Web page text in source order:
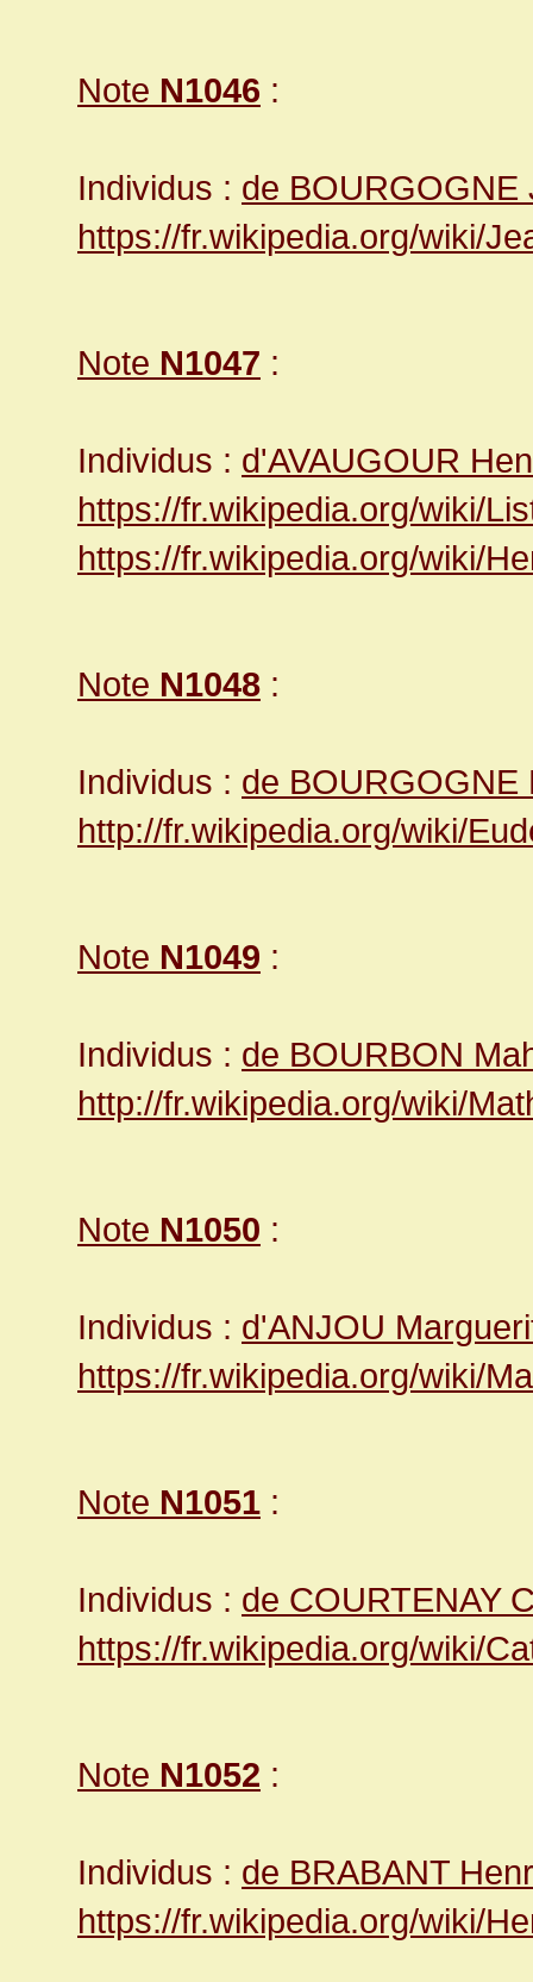
Note N1046 :
Individus : de
https://fr.wikipedia.org/wiki/
Note N1047 :
Individus : d'AVAUGOUR
https://fr.wikipedia.org/wiki/
https://fr.wikipedia.org/wiki/
Note N1048 :
Individus : de
http://fr.wikipedia.org/wiki/
Note N1049 :
Individus : de BOURBON
http://fr.wikipedia.org/wiki/
Note N1050 :
Individus : d'ANJOU
https://fr.wikipedia.org/wiki/
Note N1051 :
Individus : de COURTENAY
https://fr.wikipedia.org/wiki/
Note N1052 :
Individus : de BRABANT
https://fr.wikipedia.org/wiki/